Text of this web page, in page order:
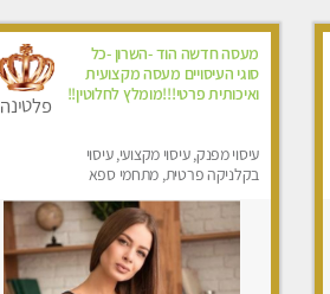
מעסה חדשה הוד -השרון -כל
סוגי העיסויים מעסה מקצועית
ואיכותית פרטי!!!מומלץ לחלוטין!!
עיסוי מפנק, עיסוי מקצועי, עיסוי
בקלניקה פרטית, מתחמי ספא
פלטינה